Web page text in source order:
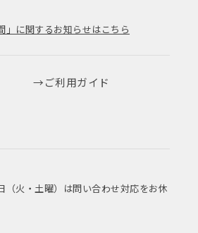
」に関するお知らせはこちら
ご利用ガイド
火・土曜）は問い合わせ対応をお休